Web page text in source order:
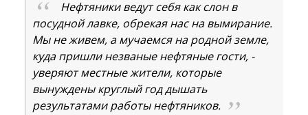
Нефтяники ведут себя как слон в
посудной лавке, обрекая нас на вымирание.
Мы не живем, а мучаемся на родной земле,
куда пришли незваные нефтяные гости, -
уверяют местные жители, которые
вынуждены круглый год дышать
результатами работы нефтяников.